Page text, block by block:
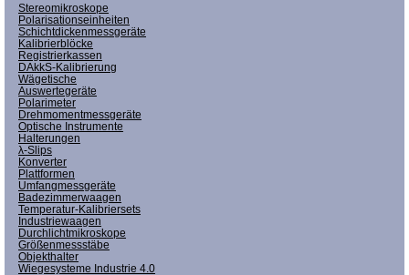
Stereomikroskope
Polarisationseinheiten
Schichtdickenmessgeräte
Kalibrierblöcke
Registrierkassen
DAkkS-Kalibrierung
Wägetische
Auswertegeräte
Polarimeter
Drehmomentmessgeräte
Optische Instrumente
Halterungen
λ-Slips
Konverter
Plattformen
Umfangmessgeräte
Badezimmerwaagen
Temperatur-Kalibriersets
Industriewaagen
Durchlichtmikroskope
Größenmessstäbe
Objekthalter
Wiegesysteme Industrie 4.0